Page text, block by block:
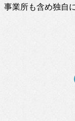
事業所も含め独自